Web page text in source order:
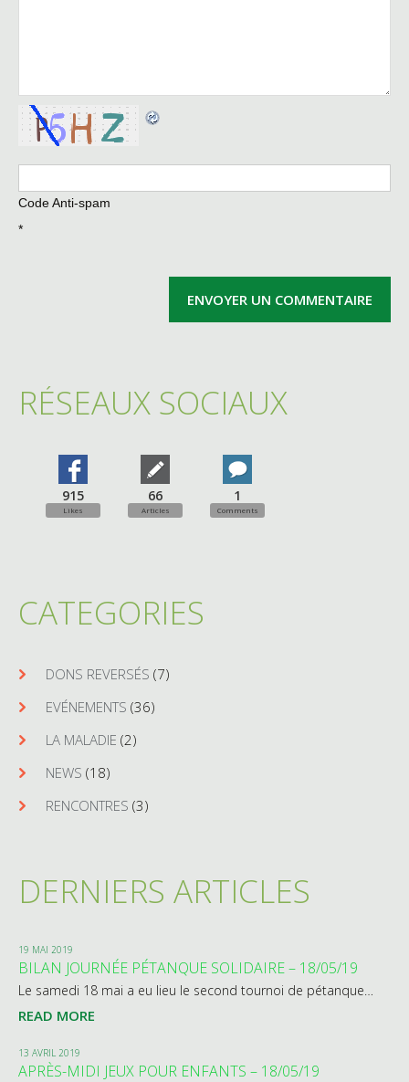
Code Anti-spam
*
RÉSEAUX SOCIAUX
915
Likes
66
Articles
1
Comments
CATEGORIES
DONS REVERSÉS (7)
EVÉNEMENTS (36)
LA MALADIE (2)
NEWS (18)
RENCONTRES (3)
DERNIERS ARTICLES
19 MAI 2019
BILAN JOURNÉE PÉTANQUE SOLIDAIRE – 18/05/19
Le samedi 18 mai a eu lieu le second tournoi de pétanque…
READ MORE
13 AVRIL 2019
APRÈS-MIDI JEUX POUR ENFANTS – 18/05/19